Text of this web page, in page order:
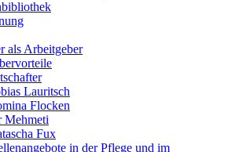
als Arbeitgeber
Lauritsch
Flocken
Mehmeti
Fux
in der Pflege und im